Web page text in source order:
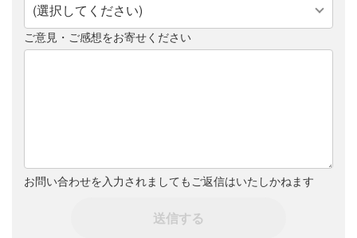
(選択してください)
ご意見・ご感想をお寄せください
お問い合わせを入力されましてもご返信はいたしかねます
送信する